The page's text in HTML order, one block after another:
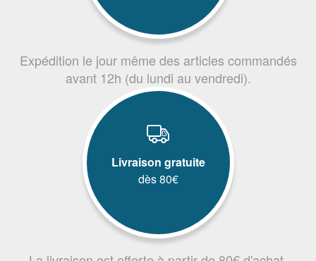
Expédition le jour même des articles commandés
avant 12h (du lundi au vendredi).
Livraison gratuite
dès 80€